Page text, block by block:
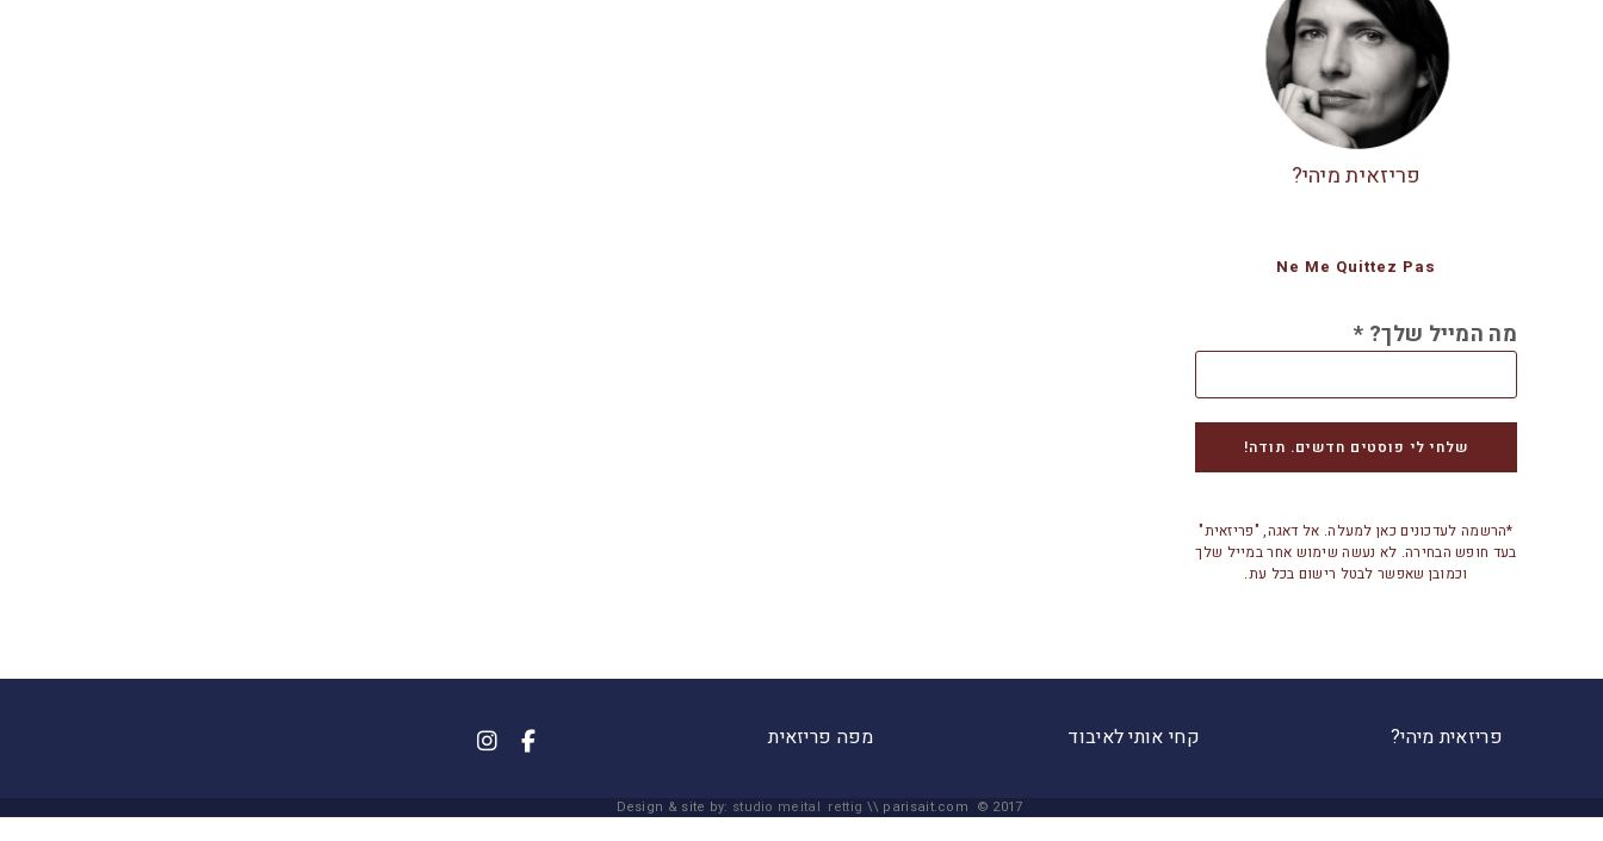
פריזאית מיהי?
Ne Me Quittez Pas
מה המייל שלך? *
*הרשמה לעדכונים כאן למעלה. אל דאגה, "פריזאית"
בעד חופש הבחירה. לא נעשה שימוש אחר במייל שלך
וכמובן שאפשר לבטל רישום בכל עת.
פריזאית מיהי? קחי אותי לאיבוד מפה פריזאית
Design & site by: studio meital rettig \\ parisait.com © 2017